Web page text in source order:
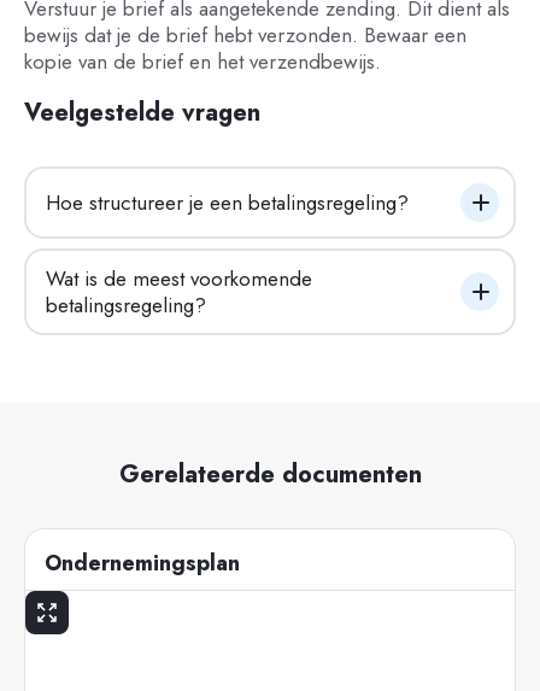
Verstuur je brief als aangetekende zending. Dit dient als
bewijs dat je de brief hebt verzonden. Bewaar een
kopie van de brief en het verzendbewijs.
Veelgestelde vragen
Hoe structureer je een betalingsregeling?
Wat is de meest voorkomende
betalingsregeling?
Gerelateerde documenten
Ondernemingsplan